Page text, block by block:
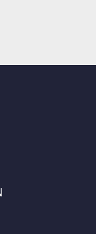
Bitte setzen